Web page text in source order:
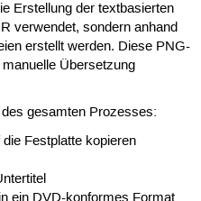
Erstellung der textbasierten
verwendet, sondern anhand
erstellt werden. Diese PNG-
Übersetzung
gesamten Prozesses:
Festplatte kopieren